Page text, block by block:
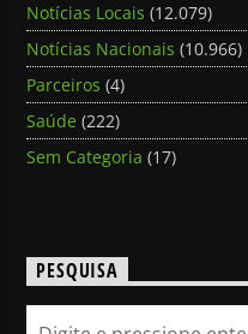
Notícias Locais (12.079)
Notícias Nacionais (10.966)
Parceiros (4)
Saúde (222)
Sem Categoria (17)
PESQUISA